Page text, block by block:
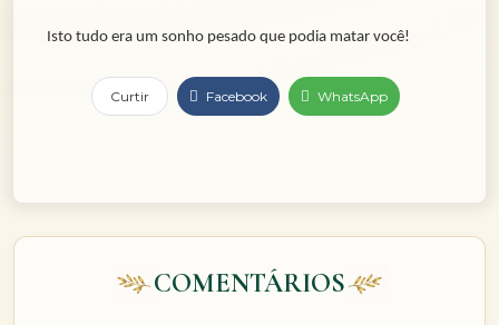
Isto tudo era um sonho pesado que podia matar você!
Curtir Facebook WhatsApp
COMENTÁRIOS